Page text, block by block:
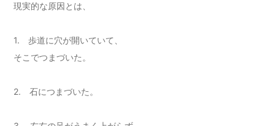
現実的な原因とは、
1. 歩道に穴が開いていて、
そこでつまづいた。
2. 石につまづいた。